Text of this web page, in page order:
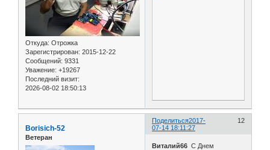
Откуда: Отрожка
Зарегистрирован: 2015-12-22
Сообщений: 9331
Уважение: +19267
Последний визит:
2026-08-02 18:50:13
Поделиться 12
2017-
07-14 18:11:27
Borisich-52
Ветеран
Виталий66С Днем